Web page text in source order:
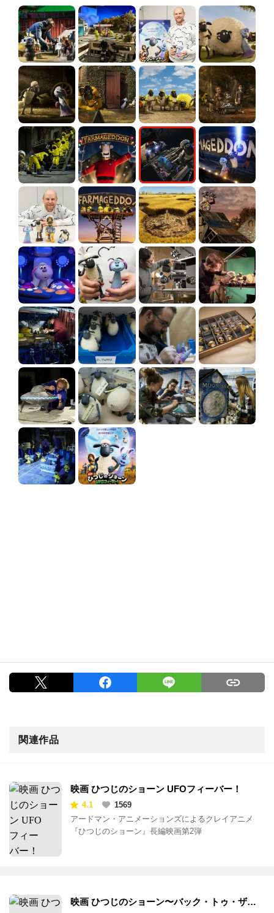
関連作品
映画 ひつじのショーン UFOフィーバー！
4.1
1569
アードマン・アニメーションズによるクレイアニメ
『ひつじのショーン』長編映画第2弾
映画 ひつじのショーン〜バック・トゥ・ザ・